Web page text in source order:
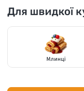
Для швидкої
Млинці